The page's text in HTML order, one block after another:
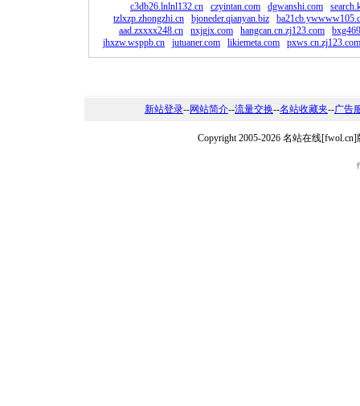
c3db26.lnlnl132.cn czyintan.com dgwanshi.com
tzlxzp.zhongzhi.cn
bjoneder.qianyan.biz
aad.zxxxx248.cn
nxjgjx.com hangcan.cn.zj123.com
jhxzw.wsppb.cn
jutuaner.com likiemeta.com pxws.cn.zj123.com
新站登录--网站简介--流量交换--名站收藏夹--广告
Copyright 2005-2026 名站在线